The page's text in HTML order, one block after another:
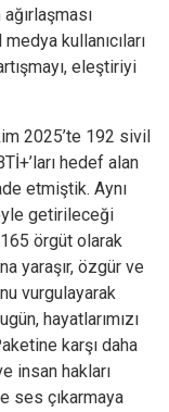
kullanıcıları
eleştiriyi
2025’te 192 sivil
hedef alan
etmiştik. Aynı
getirileceği
örgüt olarak
yaraşır, özgür ve
vurgulayarak
hayatlarımızı
karşı daha
insan hakları
ses çıkarmaya